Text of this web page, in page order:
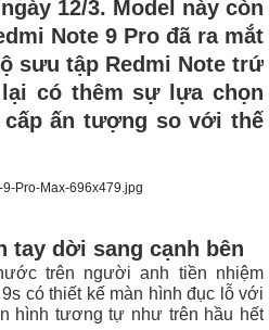
12/3. Model này còn
Note 9 Pro đã ra mắt
sưu tập Redmi Note trứ
có thêm sự lựa chọn
ấn tượng so với thế
tay dời sang cạnh bên
trên người anh tiền nhiệm
có thiết kế màn hình đục lỗ với
hình tương tự như trên hầu hết